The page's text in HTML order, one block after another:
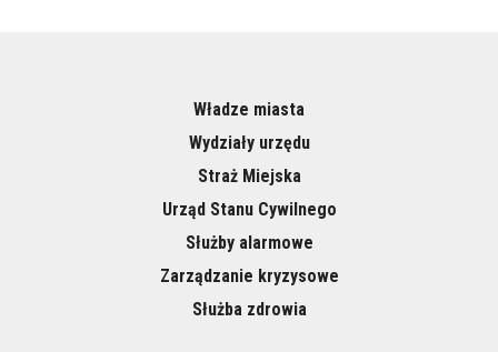
Władze miasta
Wydziały urzędu
Straż Miejska
Urząd Stanu Cywilnego
Służby alarmowe
Zarządzanie kryzysowe
Służba zdrowia